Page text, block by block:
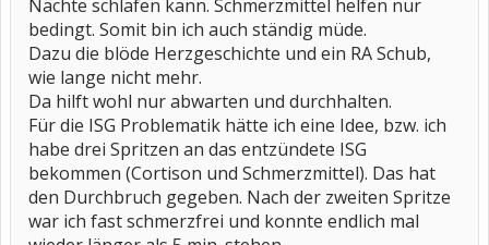
Nächte schlafen kann. Schmerzmittel helfen nur
bedingt. Somit bin ich auch ständig müde.
Dazu die blöde Herzgeschichte und ein RA Schub,
wie lange nicht mehr.
Da hilft wohl nur abwarten und durchhalten.
Für die ISG Problematik hätte ich eine Idee, bzw. ich
habe drei Spritzen an das entzündete ISG
bekommen (Cortison und Schmerzmittel). Das hat
den Durchbruch gegeben. Nach der zweiten Spritze
war ich fast schmerzfrei und konnte endlich mal